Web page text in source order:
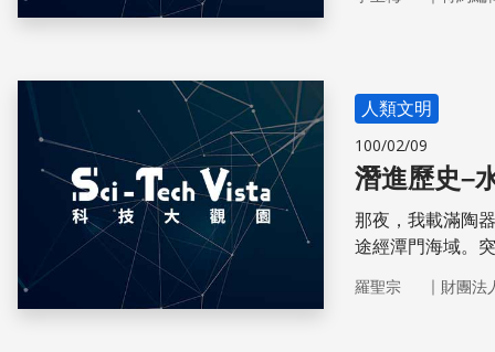
人類文明
100/02/09
潛進歷史–
那夜，我載滿陶
途經潭門海域。
羅聖宗 ｜ 財團法